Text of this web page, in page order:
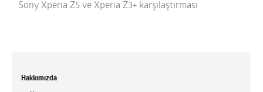
Sony Xperia Z5 ve Xperia Z3+ karşılaştırması
Hakkımızda